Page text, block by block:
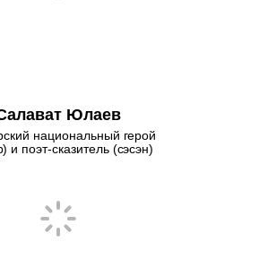
Юлаев
национальный герой
и поэт-сказитель (сэсэн)